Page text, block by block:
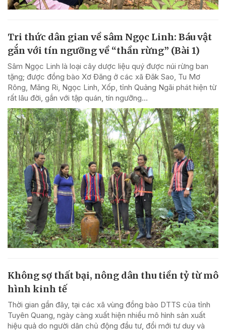
Tri thức dân gian về sâm Ngọc Linh: Báu vật
gắn với tín ngưỡng về “thần rừng” (Bài 1)
Sâm Ngọc Linh là loại cây dược liệu quý được núi rừng ban
tặng; được đồng bào Xơ Đăng ở các xã Đăk Sao, Tu Mơ
Rông, Măng Ri, Ngọc Linh, Xốp, tỉnh Quảng Ngãi phát hiện từ
rất lâu đời, gắn với tập quán, tín ngưỡng...
Không sợ thất bại, nông dân thu tiền tỷ từ mô
hình kinh tế
Thời gian gần đây, tại các xã vùng đồng bào DTTS của tỉnh
Tuyên Quang, ngày càng xuất hiện nhiều mô hình sản xuất
hiệu quả do người dân chủ động đầu tư, đổi mới tư duy và